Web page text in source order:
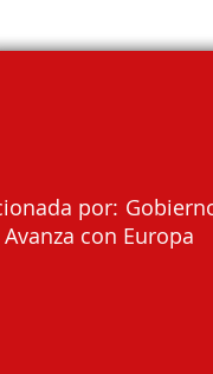
por:
Avanza con Europa